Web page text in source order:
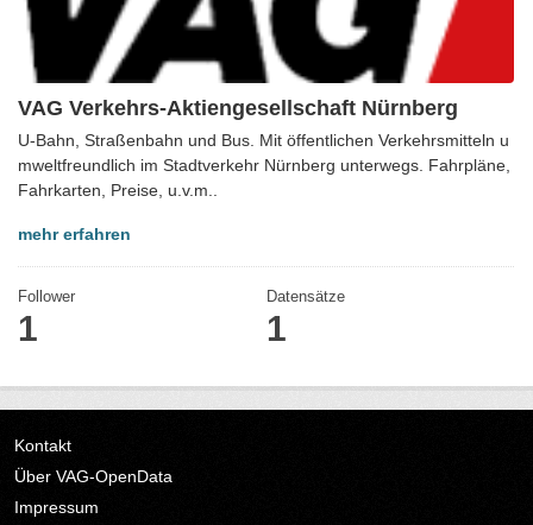
VAG Verkehrs-Aktiengesellschaft Nürnberg
U-Bahn, Straßenbahn und Bus. Mit öffentlichen Verkehrsmitteln u
mweltfreundlich im Stadtverkehr Nürnberg unterwegs. Fahrpläne,
Fahrkarten, Preise, u.v.m..
mehr erfahren
Follower
1
Datensätze
1
Kontakt
Über VAG-OpenData
Impressum